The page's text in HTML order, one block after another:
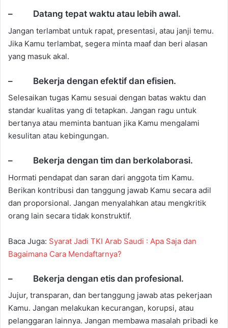
– Datang tepat waktu atau lebih awal.
Jangan terlambat untuk rapat, presentasi, atau janji temu.
Jika Kamu terlambat, segera minta maaf dan beri alasan
yang masuk akal.
– Bekerja dengan efektif dan efisien.
Selesaikan tugas Kamu sesuai dengan batas waktu dan
standar kualitas yang di tetapkan. Jangan ragu untuk
bertanya atau meminta bantuan jika Kamu mengalami
kesulitan atau kebingungan.
– Bekerja dengan tim dan berkolaborasi.
Hormati pendapat dan saran dari anggota tim Kamu.
Berikan kontribusi dan tanggung jawab Kamu secara adil
dan proporsional. Jangan menyalahkan atau mengkritik
orang lain secara tidak konstruktif.
Baca Juga: Syarat Jadi TKI Arab Saudi : Apa Saja dan
Bagaimana Cara Mendaftarnya?
– Bekerja dengan etis dan profesional.
Jujur, transparan, dan bertanggung jawab atas pekerjaan
Kamu. Jangan melakukan kecurangan, korupsi, atau
pelanggaran lainnya. Jangan membawa masalah pribadi ke